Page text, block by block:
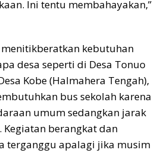
Ini tentu membahayakan,”
kebutuhan
desa seperti di Desa Tonuo
Kobe (Halmahera Tengah),
bus sekolah karena
umum sedangkan jarak
berangkat dan
terganggu apalagi jika musim